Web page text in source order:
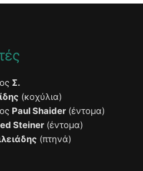
Σ.
(κοχύλια)
Paul Shaider (έντομα)
Steiner (έντομα)
(πτηνά)